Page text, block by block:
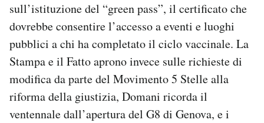
CALENDARIO
AREA PERSONALE
Area Personale
Newsletter
Notifiche mobile
sull’istituzione del “green pass”, il certificato che
dovrebbe consentire l’accesso a eventi e luoghi
pubblici a chi ha completato il ciclo vaccinale. La
Stampa e il Fatto aprono invece sulle richieste di
modifica da parte del Movimento 5 Stelle alla
riforma della giustizia, Domani ricorda il
ventennale dall’apertura del G8 di Genova, e i